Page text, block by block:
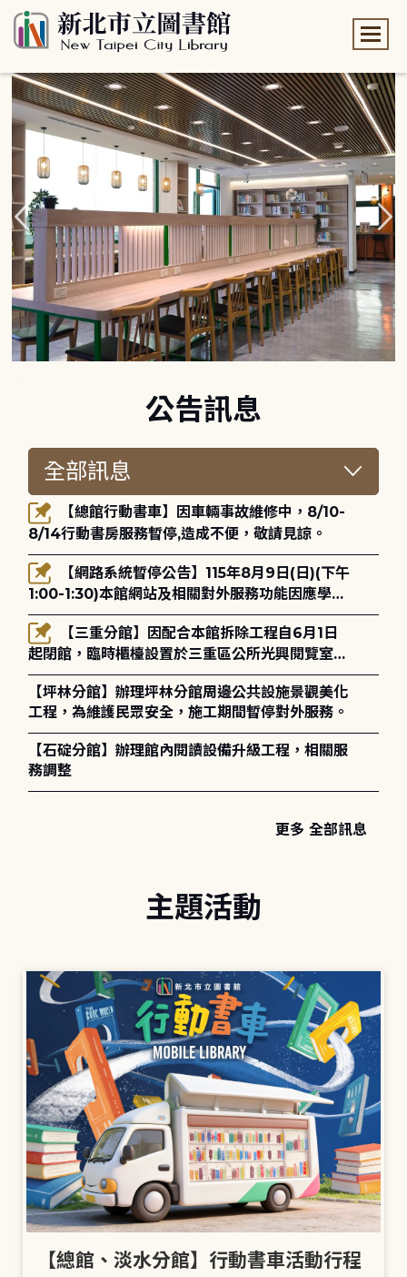
公告訊息
8/14行動書房服務暫停,造成不便，敬請見諒。
1:00-1:30)本館網站及相關對外服務功能因應學術
網路升級更新將暫停服務。
起閉館，臨時櫃檯設置於三重區公所光興閱覽室，
造成不便，敬請見諒。
【坪林分館】辦理坪林分館周邊公共設施景觀美化
工程，為維護民眾安全，施工期間暫停對外服務。
【石碇分館】辦理館內閱讀設備升級工程，相關服
務調整
更多 全部訊息
主題活動
【總館、淡水分館】行動書車活動行程